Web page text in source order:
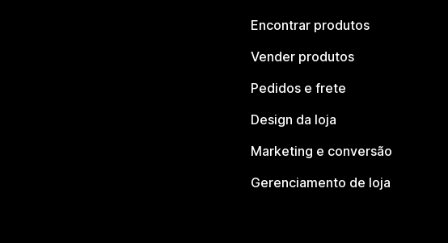
Encontrar produtos
Vender produtos
Pedidos e frete
Design da loja
Marketing e conversão
Gerenciamento de loja